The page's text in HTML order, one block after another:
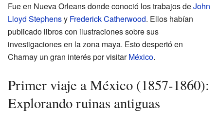
Fue en Nueva Orleans donde conoció los trabajos deJohn
Lloyd Stephensy Frederick Catherwood. Ellos habían
publicado libros con ilustraciones sobre sus
investigaciones en la zona maya. Esto despertó en
Charnay un gran interés por visitarMéxico.
Primer viaje a México (1857-1860):
Explorando ruinas antiguas